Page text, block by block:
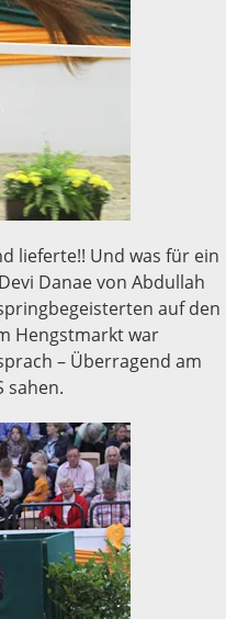
lieferte!! Und was für ein
Danae von Abdullah
auf den
Hengstmarkt war
– Überragend am
sahen.